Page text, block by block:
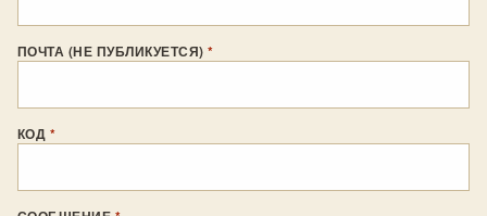
ПОЧТА (НЕ ПУБЛИКУЕТСЯ)*
КОД *